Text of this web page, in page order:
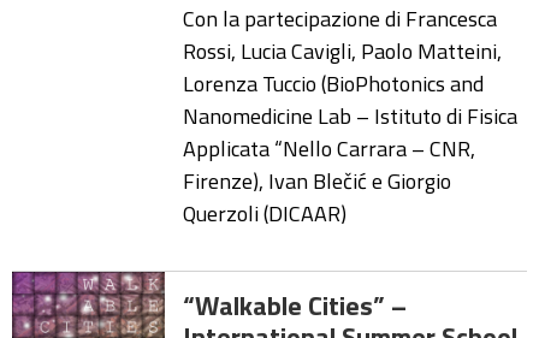
Con la partecipazione di Francesca
Rossi, Lucia Cavigli, Paolo Matteini,
Lorenza Tuccio (BioPhotonics and
Nanomedicine Lab – Istituto di Fisica
Applicata “Nello Carrara – CNR,
Firenze), Ivan Blečić e Giorgio
Querzoli (DICAAR)
“Walkable Cities” –